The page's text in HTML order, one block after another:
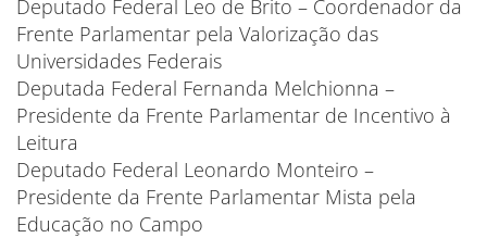
Deputado Federal Leo de Brito – Coordenador da
Frente Parlamentar pela Valorização das
Universidades Federais
Deputada Federal Fernanda Melchionna –
Presidente da Frente Parlamentar de Incentivo à
Leitura
Deputado Federal Leonardo Monteiro –
Presidente da Frente Parlamentar Mista pela
Educação no Campo